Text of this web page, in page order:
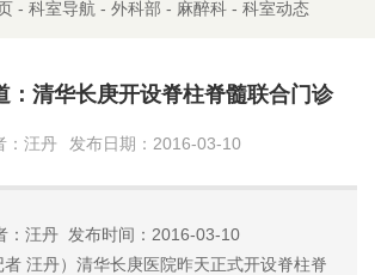
- 科室导航 - 外科部 - 麻醉科 - 科室动态
：清华长庚开设脊柱脊髓联合门诊
：汪丹 发布日期：2016-03-10
：汪丹 发布时间：2016-03-10
汪丹）清华长庚医院昨天正式开设脊柱脊